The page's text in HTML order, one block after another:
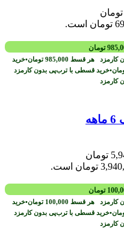
قیمت اصلی 990,000 تومان
تومان
کارمزد هر قسط 985,000 تومان•خرید
•خرید قسطی با ترب‌پی بدون کارمزد
کارمزد
قیمت اصلی 5,940,000 تومان
تومان
کارمزد هر قسط 100,000 تومان•خرید
•خرید قسطی با ترب‌پی بدون کارمزد
کارمزد